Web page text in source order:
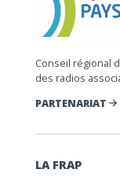
Conseil régional
des radios
PARTENARIAT
LA FRAP